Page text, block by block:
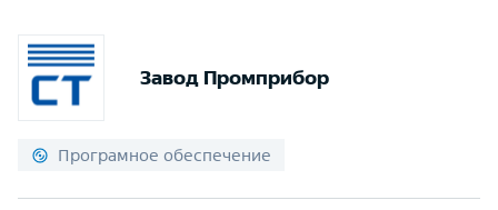
Завод Промприбор
Програмное обеспечение